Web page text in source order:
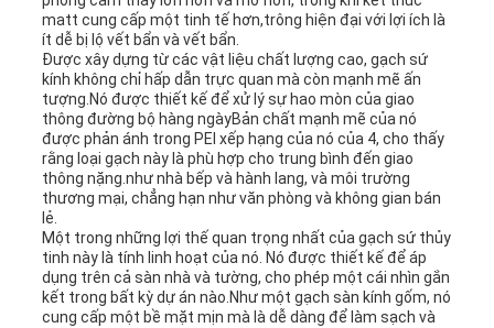
matt cung cấp một tinh tế hơn,trông hiện đại với lợi ích là
ít dễ bị lộ vết bẩn và vết bẩn.
Được xây dựng từ các vật liệu chất lượng cao, gạch sứ
kính không chỉ hấp dẫn trực quan mà còn mạnh mẽ ấn
tượng.Nó được thiết kế để xử lý sự hao mòn của giao
thông đường bộ hàng ngàyBản chất mạnh mẽ của nó
được phản ánh trong PEI xếp hạng của nó của 4, cho thấy
rằng loại gạch này là phù hợp cho trung bình đến giao
thông nặng.như nhà bếp và hành lang, và môi trường
thương mại, chẳng hạn như văn phòng và không gian bán
lẻ.
Một trong những lợi thế quan trọng nhất của gạch sứ thủy
tinh này là tính linh hoạt của nó. Nó được thiết kế để áp
dụng trên cả sàn nhà và tường, cho phép một cái nhìn gắn
kết trong bất kỳ dự án nào.Như một gạch sàn kính gốm, nó
cung cấp một bề mặt mịn mà là dễ dàng để làm sạch và